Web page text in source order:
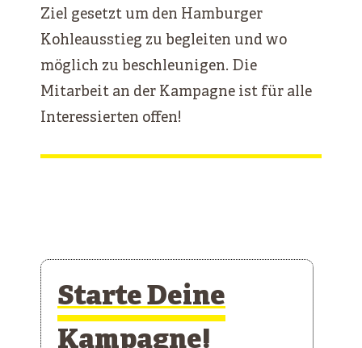
Ziel gesetzt um den Hamburger
Kohleausstieg zu begleiten und wo
möglich zu beschleunigen. Die
Mitarbeit an der Kampagne ist für alle
Interessierten offen!
Starte Deine
Kampagne!